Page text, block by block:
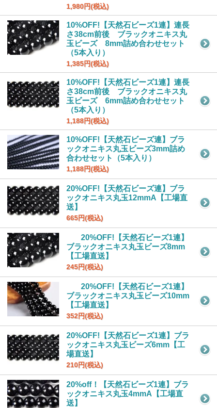
1,980円(税込)
10%OFF!【天然石ビーズ1連】連長
さ38cm前後 ブラックオニキス丸
玉ビーズ 8mm詰め合わせセット
（5本入り）
1,385円(税込)
10%OFF!【天然石ビーズ1連】連長
さ38cm前後 ブラックオニキス丸
玉ビーズ 6mm詰め合わせセット
（5本入り）
1,188円(税込)
10%OFF!【天然石ビーズ連】ブラ
ックオニキス丸玉ビーズ3mm詰め
合わせセット（5本入り）
1,188円(税込)
20%OFF!【天然石ビーズ連】ブラ
ックオニキス丸玉12mmA【工場直
送】
665円(税込)
20%OFF!【天然石ビーズ1連】
ブラックオニキス丸玉ビーズ8mm
【工場直送】
245円(税込)
20%OFF!【天然石ビーズ1連】
ブラックオニキス丸玉ビーズ10mm
【工場直送】
352円(税込)
20%OFF!【天然石ビーズ1連】ブラ
ックオニキス丸玉ビーズ6mm【工
場直送】
210円(税込)
20%off！【天然石ビーズ1連】ブラ
ックオニキス丸玉4mmA【工場直
送】